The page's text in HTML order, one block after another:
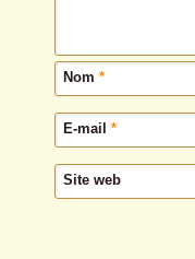
Nom *
E-mail *
Site web